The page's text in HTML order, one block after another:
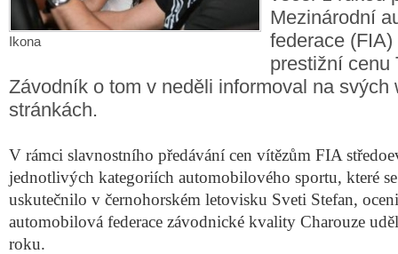
Ikona
Mezinárodní
federace
prestižní cenu
Závodník o tom v neděli informoval na svých
stránkách.
V rámci slavnostního předávání cen vítězům FIA
jednotlivých kategoriích automobilového sportu, které
uskutečnilo v černohorském letovisku Sveti Stefan,
automobilová federace závodnické kvality Charouze
roku.